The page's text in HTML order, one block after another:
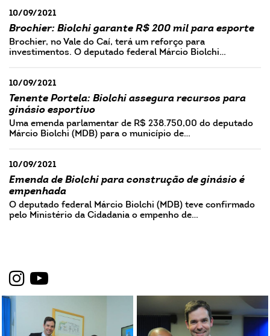
10/09/2021
Brochier: Biolchi garante R$ 200 mil para esporte
Brochier, no Vale do Caí, terá um reforço para
investimentos. O deputado federal Márcio Biolchi…
10/09/2021
Tenente Portela: Biolchi assegura recursos para
ginásio esportivo
Uma emenda parlamentar de R$ 238.750,00 do deputado
Márcio Biolchi (MDB) para o município de…
10/09/2021
Emenda de Biolchi para construção de ginásio é
empenhada
O deputado federal Márcio Biolchi (MDB) teve confirmado
pelo Ministério da Cidadania o empenho de…